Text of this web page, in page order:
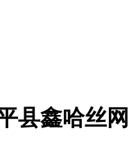
县鑫哈丝